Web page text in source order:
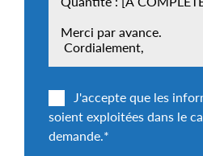
J'accepte que les
soient exploitées dans le
demande.*